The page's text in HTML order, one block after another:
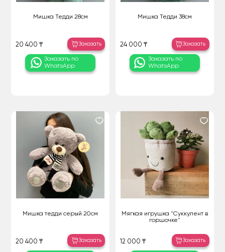
Мишка Тедди 28см
20 400 ₸ Заказать
Заказать по
WhatsApp
Мишка Тедди 38см
24 000 ₸ Заказать
Заказать по
WhatsApp
Мишка тедди серый 20см
20 400 ₸ Заказать
Мягкая игрушка "Суккулент в
горшочке"
12 000 ₸ Заказать